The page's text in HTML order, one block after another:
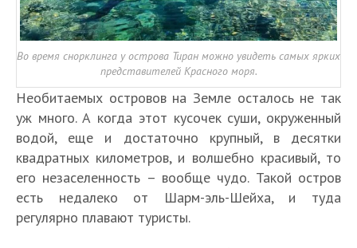
Во время снорклинга у острова Тиран можно увидеть самых ярких
представителей Красного моря.
Необитаемых островов на Земле осталось не так
уж много. А когда этот кусочек суши, окруженный
водой, еще и достаточно крупный, в десятки
квадратных километров, и волшебно красивый, то
его незаселенность – вообще чудо. Такой остров
есть недалеко от Шарм-эль-Шейха, и туда
регулярно плавают туристы.